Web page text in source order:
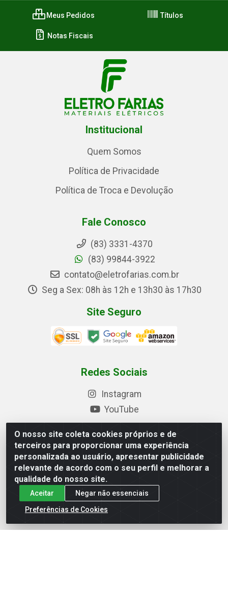
O nosso site coleta cookies próprios e de
terceiros para proporcionar uma experiência
personalizada ao usuário, apresentar publicidade
relevante de acordo com o seu perfil e melhorar a
qualidade do nosso site.
Aceitar
Negar não essenciais
Preferências de Cookies
Meus Pedidos Títulos
Notas Fiscais
Institucional
Quem Somos
Política de Privacidade
Política de Troca e Devolução
Fale Conosco
(83) 3331-4370
(83) 99844-3922
contato@eletrofarias.com.br
Seg a Sex: 08h às 12h e 13h30 às 17h30
Site Seguro
Redes Sociais
Instagram
YouTube
Formas de Pagamento
Baixe nosso APP